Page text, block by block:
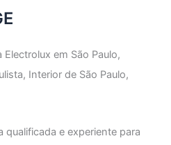
em São Paulo,
Interior de São Paulo,
qualificada e experiente para